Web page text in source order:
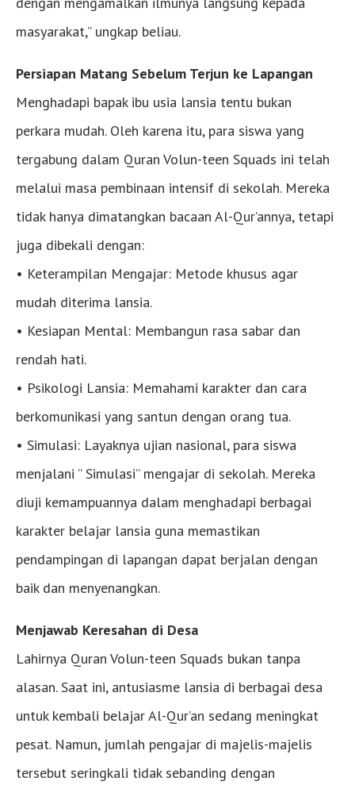
masyarakat,” ungkap beliau.
Persiapan Matang Sebelum Terjun ke Lapangan
Menghadapi bapak ibu usia lansia tentu bukan
perkara mudah. Oleh karena itu, para siswa yang
tergabung dalam Quran Volun-teen Squads ini telah
melalui masa pembinaan intensif di sekolah. Mereka
tidak hanya dimatangkan bacaan Al-Qur’annya, tetapi
juga dibekali dengan:
• Keterampilan Mengajar: Metode khusus agar
mudah diterima lansia.
• Kesiapan Mental: Membangun rasa sabar dan
rendah hati.
• Psikologi Lansia: Memahami karakter dan cara
berkomunikasi yang santun dengan orang tua.
• Simulasi: Layaknya ujian nasional, para siswa
menjalani ” Simulasi” mengajar di sekolah. Mereka
diuji kemampuannya dalam menghadapi berbagai
karakter belajar lansia guna memastikan
pendampingan di lapangan dapat berjalan dengan
baik dan menyenangkan.
Menjawab Keresahan di Desa
Lahirnya Quran Volun-teen Squads bukan tanpa
alasan. Saat ini, antusiasme lansia di berbagai desa
untuk kembali belajar Al-Qur’an sedang meningkat
pesat. Namun, jumlah pengajar di majelis-majelis
tersebut seringkali tidak sebanding dengan